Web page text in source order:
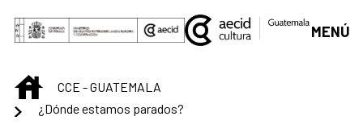
Saltar al contenido principal
MENÚ
INICIOCCE - GUATEMALA
¿Dónde estamos parados?